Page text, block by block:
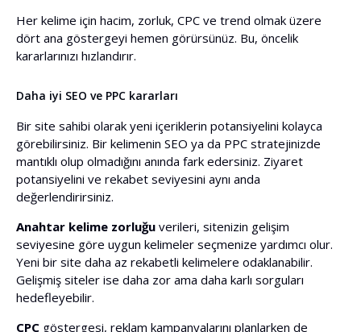
Her kelime için hacim, zorluk, CPC ve trend olmak üzere
dört ana göstergeyi hemen görürsünüz. Bu, öncelik
kararlarınızı hızlandırır.
Daha iyi SEO ve PPC kararları
Bir site sahibi olarak yeni içeriklerin potansiyelini kolayca
görebilirsiniz. Bir kelimenin SEO ya da PPC stratejinizde
mantıklı olup olmadığını anında fark edersiniz. Ziyaret
potansiyelini ve rekabet seviyesini aynı anda
değerlendirirsiniz.
Anahtar kelime zorluğu verileri, sitenizin gelişim
seviyesine göre uygun kelimeler seçmenize yardımcı olur.
Yeni bir site daha az rekabetli kelimelere odaklanabilir.
Gelişmiş siteler ise daha zor ama daha karlı sorguları
hedefleyebilir.
CPC göstergesi, reklam kampanyalarını planlarken de